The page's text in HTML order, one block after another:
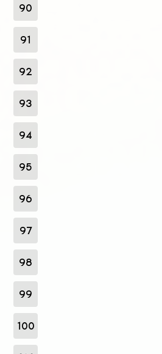
90
91
92
93
94
95
96
97
98
99
100